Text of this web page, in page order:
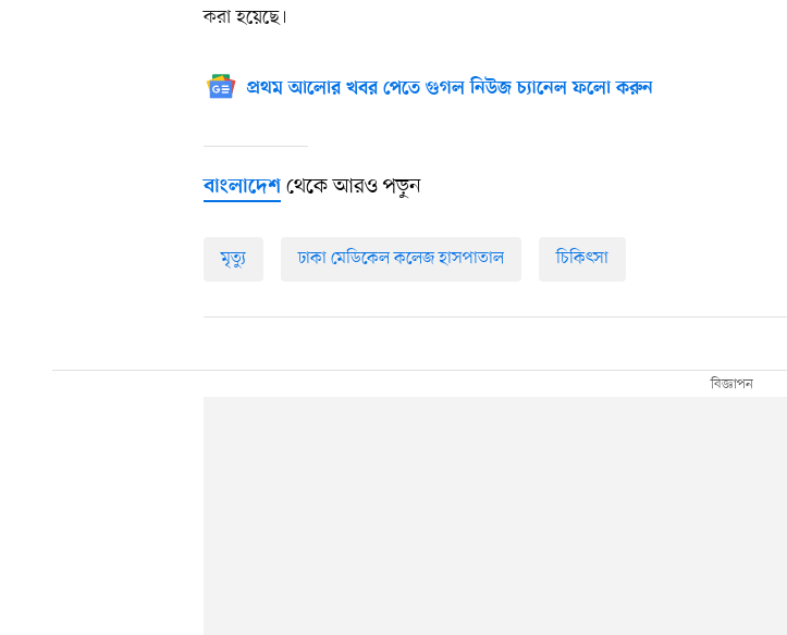
করা হয়েছে।
প্রথম আলোর খবর পেতে গুগল নিউজ চ্যানেল ফলো করুন
বাংলাদেশ থেকে আরও পড়ুন
মৃত্যু ঢাকা মেডিকেল কলেজ হাসপাতাল চিকিৎসা